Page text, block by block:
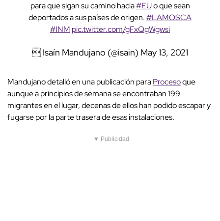
para que sigan su camino hacia#EUo que sean
deportados a sus países de origen.#LAMOSCA
#INM pic.twitter.com/gFxQgWgwsi
 Isaín Mandujano (@isain) May 13, 2021
Mandujano detalló en una publicación paraProcesoque
aunque a principios de semana se encontraban 199
migrantes en el lugar, decenas de ellos han podido escapar y
fugarse por la parte trasera de esas instalaciones.
▼ Publicidad